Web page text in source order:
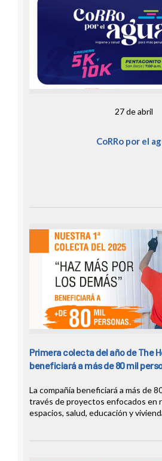
27 de abril
CoRRo por el
Primera colecta del año de The
beneficiará a más de 80 mil
La compañía beneficiará a más de
través de proyectos enfocados en
espacios, salud, educación y